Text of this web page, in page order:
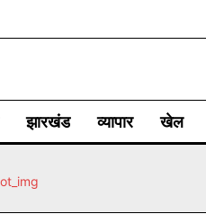
झारखंड व्यापार खेल